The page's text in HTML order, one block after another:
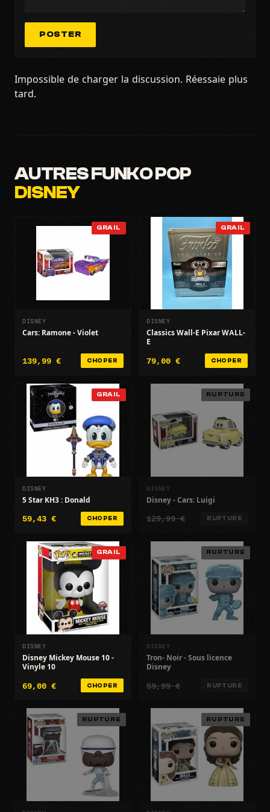
POSTER
Impossible de charger la discussion. Réessaie plus
tard.
AUTRES FUNKO POP
DISNEY
GRAIL
DISNEY
Cars: Ramone - Violet
139,99 € CHOPER
GRAIL
DISNEY
Classics Wall-E Pixar WALL-
E
79,00 € CHOPER
GRAIL
DISNEY
5 Star KH3 : Donald
59,43 € CHOPER
RUPTURE
DISNEY
Disney - Cars: Luigi
129,99 € RUPTURE
GRAIL
DISNEY
Disney Mickey Mouse 10 -
Vinyle 10
69,00 € CHOPER
RUPTURE
DISNEY
Tron- Noir - Sous licence
Disney
59,99 € RUPTURE
RUPTURE RUPTURE